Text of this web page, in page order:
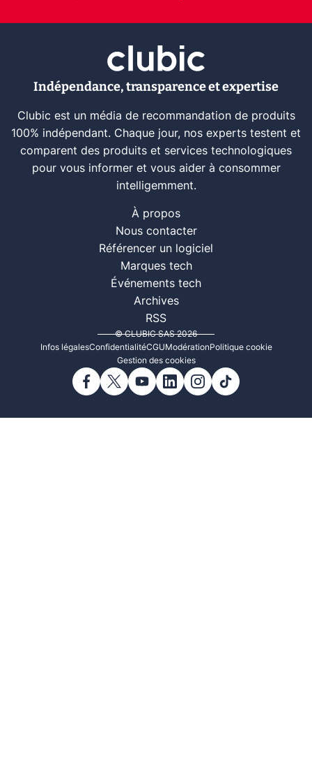
Indépendance, transparence et expertise
Clubic est un média de recommandation de produits
100% indépendant. Chaque jour, nos experts testent et
comparent des produits et services technologiques
pour vous informer et vous aider à consommer
intelligemment.
À propos
Nous contacter
Référencer un logiciel
Marques tech
Événements tech
Archives
RSS
© CLUBIC SAS 2026
Infos légalesConfidentialitéCGUModérationPolitique cookie
Gestion des cookies